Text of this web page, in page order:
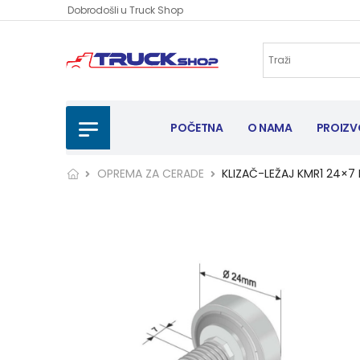
Dobrodošli u Truck Shop
POČETNA O NAMA
OPREMA ZA CERADE KLIZAČ-LEŽAJ KMR1